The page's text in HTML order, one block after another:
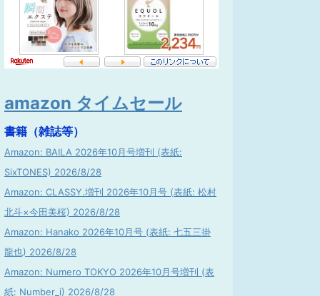
amazon タイムセール
書籍（雑誌等）
Amazon: BAILA 2026年10月号増刊 (表紙:
SixTONES) 2026/8/28
Amazon: CLASSY.増刊 2026年10月号 (表紙: 松村
北斗×今田美桜) 2026/8/28
Amazon: Hanako 2026年10月号 (表紙: 七五三掛
龍也) 2026/8/28
Amazon: Numero TOKYO 2026年10月号増刊 (表
紙: Number_i) 2026/8/28